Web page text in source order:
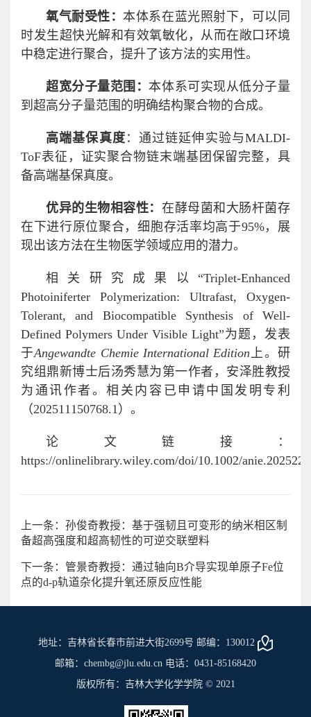
氧气耐受性：本体系在蓝光照射下，可以同
时发生超快光解和有效氧敏化，从而在敞口环境
中稳定进行聚合，提升了该方法的实用性。
超宽分子量范围：本体系可实现从低分子量
到超高分子量范围的明确结构聚合物的合成。
高端基保真度 ：通过链延伸实验与MALDI-
ToF表征，证实聚合物链末端基团保留完整，具
备高端基保真度。
优异的生物相容性： 在酵母菌和大肠杆菌存
在下进行原位聚合，细胞存活率均高于95%，展
现出该方法在生物医学领域应用的潜力。
相关研究成果以“Triplet-Enhanced
Photoiniferter Polymerization: Ultrafast, Oxygen-
Tolerant, and Biocompatible Synthesis of Well-
Defined Polymers Under Visible Light”为题，发表
于Angewandte Chemie International Edition 上。研
究组鼎新博士后汤秀慧为第一作者，安泽胜教授
为通讯作者。相关内容已申请中国发明专利
（202511150768.1）。
论文链接：
https://onlinelibrary.wiley.com/doi/10.1002/
上一条：孙俊奇教授：基于强韧且可变形的纳米相区制
备超高强度和超高韧性的可逆交联塑料
下一条：管景奇教授：通过轴向B介导实现单原子Fe位
点的d-p轨道杂化提升氧还原反应性能
地址：吉林省长春市前进大街2699号 邮编：130012
邮箱：chembg@jlu.edu.cn 电话：0431-85168420
版权所有：吉林大学化学学院 © 2021